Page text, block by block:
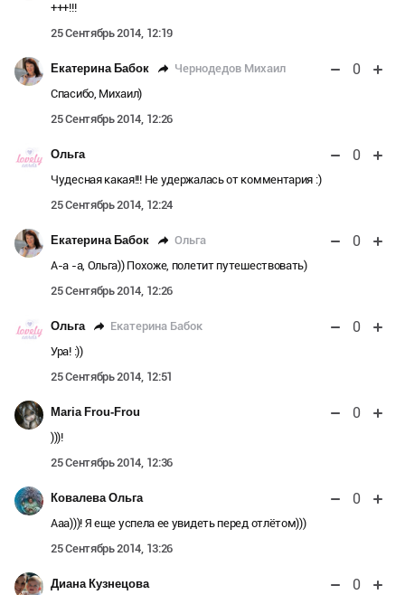
+++!!!
25 Сентябрь 2014, 12:19
Екатерина Бабок Чернодедов Михаил 0
Спасибо, Михаил)
25 Сентябрь 2014, 12:26
Ольга 0
Чудесная какая!!! Не удержалась от комментария :)
25 Сентябрь 2014, 12:24
Екатерина Бабок Ольга 0
А-а -а, Ольга)) Похоже, полетит путешествовать)
25 Сентябрь 2014, 12:26
Ольга Екатерина Бабок 0
Ура! :))
25 Сентябрь 2014, 12:51
Maria Frou-Frou 0
)))!
25 Сентябрь 2014, 12:36
Ковалева Ольга 0
Ааа)))! Я еще успела ее увидеть перед отлётом)))
25 Сентябрь 2014, 13:26
Диана Кузнецова 0